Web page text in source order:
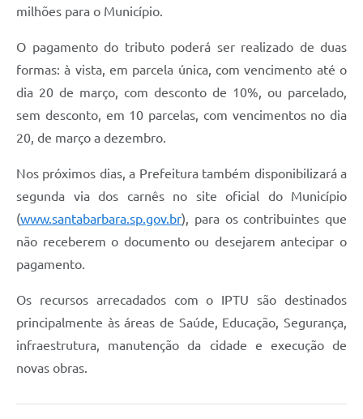
Links
Enquete
Agenda
Contato
Plano Municipal de Segurança Pública
milhões para o Município.
O pagamento do tributo poderá ser realizado de duas
formas: à vista, em parcela única, com vencimento até o
dia 20 de março, com desconto de 10%, ou parcelado,
sem desconto, em 10 parcelas, com vencimentos no dia
20, de março a dezembro.
Nos próximos dias, a Prefeitura também disponibilizará a
segunda via dos carnês no site oficial do Município
(www.santabarbara.sp.gov.br), para os contribuintes que
não receberem o documento ou desejarem antecipar o
pagamento.
Os recursos arrecadados com o IPTU são destinados
principalmente às áreas de Saúde, Educação, Segurança,
infraestrutura, manutenção da cidade e execução de
novas obras.